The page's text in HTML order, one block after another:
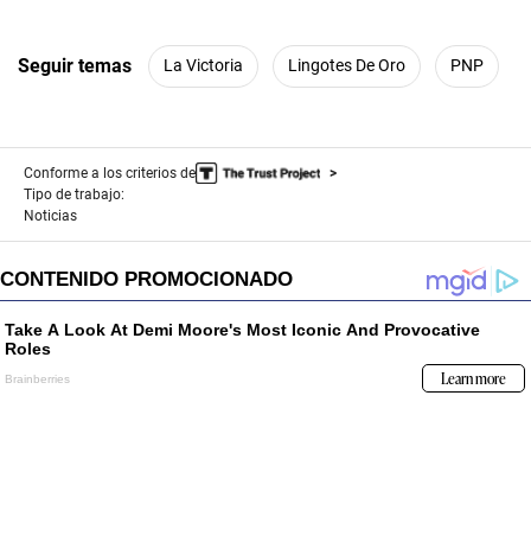
Seguir temas La Victoria Lingotes De Oro PNP
Conforme a los criterios de
Tipo de trabajo:
Noticias